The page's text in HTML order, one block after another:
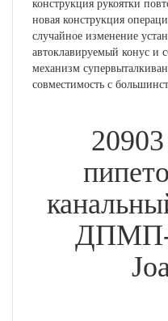
конструкция рукоятки
новая конструкция
случайное изменение
автоклавируемый конус и
механизм
совместимость с
ДПМП-